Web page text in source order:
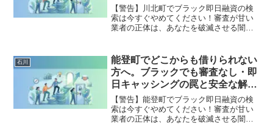
策
【警告】川北町でブラック即日融資の検
索は今すぐやめてください！審査が甘い
業者の正体は、あなたを破滅させる闇金
町で違法業者を避け、借金地獄から抜け
出した方々の実体験と確実な解決策を完
全公開。
石川
能登町でどこからも借りられない
方へ。ブラックでも審査なし・即
日キャッシングの罠と安全な解決
策
【警告】能登町でブラック即日融資の検
索は今すぐやめてください！審査が甘い
業者の正体は、あなたを破滅させる闇金